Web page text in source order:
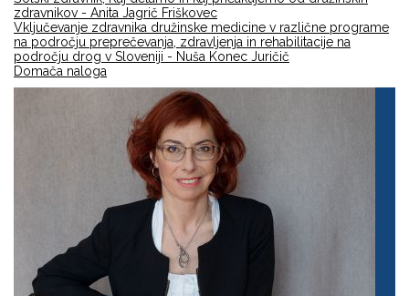
zdravnikov - Anita Jagrič Friškovec
Vključevanje zdravnika družinske medicine v različne programe
na področju preprečevanja, zdravljenja in rehabilitacije na
področju drog v Sloveniji - Nuša Konec Juričič
Domača naloga